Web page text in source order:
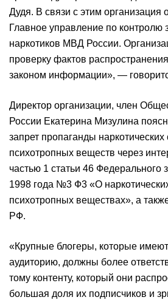
Дудя. В связи с этим организация
Главное управление по контролю
наркотиков МВД России.
проверку фактов
законом информации», —
Директор организации, член
России Екатерина Мизулина
запрет пропаганды наркотических
психотропных веществ через
частью 1 статьи 46 Федерального
1998 года №3 Ф3 «О
психотропных веществах», а
РФ.
«Крупные блогеры, которые
аудиторию, должны более
тому контенту, который они
большая доля их подписчиков и